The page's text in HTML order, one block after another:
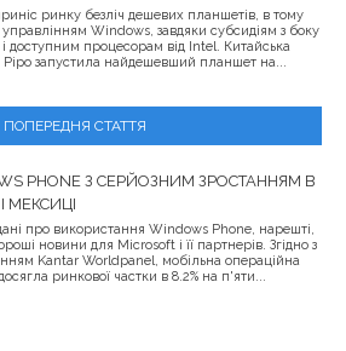
ринку безліч дешевих планшетів, в тому
управлінням Windows, завдяки субсидіям з боку
доступним процесорам від Intel. Китайська
Pipo запустила найдешевший планшет на...
ПОПЕРЕДНЯ СТАТТЯ
PHONE З СЕРЙОЗНИМ ЗРОСТАННЯМ В
МЕКСИЦІ
про використання Windows Phone, нарешті,
новини для Microsoft і її партнерів. Згідно з
Kantar Worldpanel, мобільна операційна
ринкової частки в 8.2% на п'яти...